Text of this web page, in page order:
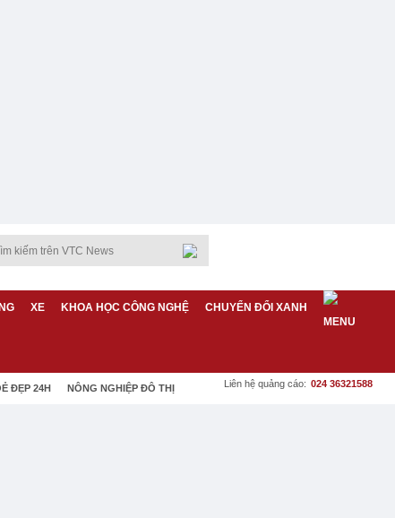
XE KHOA HỌC CÔNG NGHỆ CHUYỂN ĐỔI XANH
ĐẸP 24H NÔNG NGHIỆP ĐÔ THỊ Liên hệ quảng cáo: 024 36321588